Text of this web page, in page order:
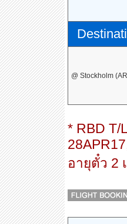
@ Stockholm
* RBD T/
อายุตั๋ว 2